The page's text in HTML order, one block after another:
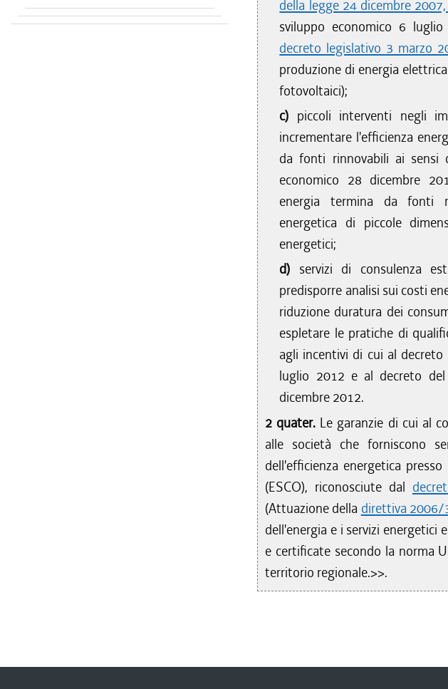
della legge 24 dicembre
sviluppo economico 6
decreto legislativo 3 marzo
produzione di energia
fotovoltaici);
c) piccoli interventi negli
incrementare l'efficienza
da fonti rinnovabili ai sensi
economico 28 dicembre
energia termina da fonti
energetica di piccole
energetici;
d) servizi di consulenza
predisporre analisi sui costi
riduzione duratura dei
espletare le pratiche di
agli incentivi di cui al
luglio 2012 e al decreto
dicembre 2012.
2 quater. Le garanzie di cui al
alle società che forniscono
dell'efficienza energetica
(ESCO), riconosciute dal
(Attuazione della direttiva 2006/
dell'energia e i servizi energetici
e certificate secondo la norma
territorio regionale.>>.